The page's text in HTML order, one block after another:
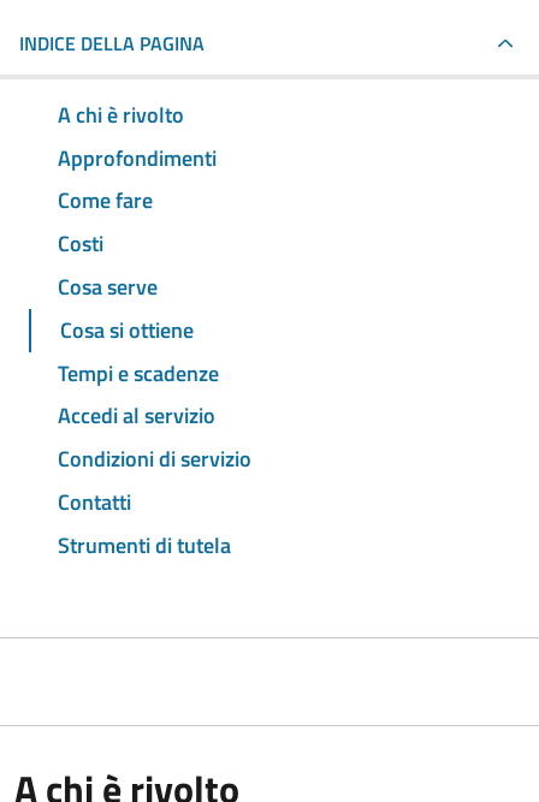
INDICE DELLA PAGINA
A chi è rivolto
Approfondimenti
Come fare
Costi
Cosa serve
Cosa si ottiene
Tempi e scadenze
Accedi al servizio
Condizioni di servizio
Contatti
Strumenti di tutela
A chi è rivolto